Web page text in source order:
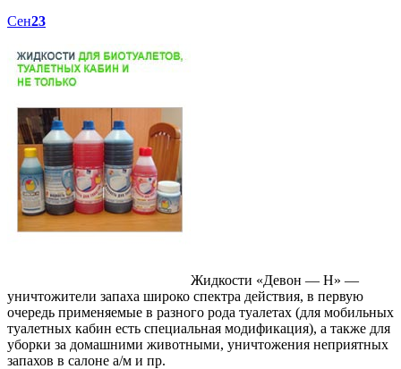
Сен23
Жидкости «Девон — Н» —
уничтожители запаха широко спектра действия, в первую
очередь применяемые в разного рода туалетах (для мобильных
туалетных кабин есть специальная модификация), а также для
уборки за домашними животными, уничтожения неприятных
запахов в салоне а/м и пр.